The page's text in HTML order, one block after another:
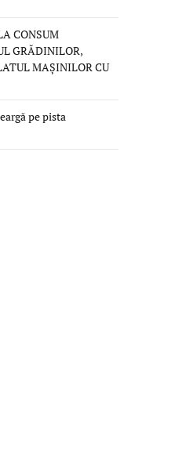
CONSUM
GRĂDINILOR,
MAȘINILOR CU
pe pista